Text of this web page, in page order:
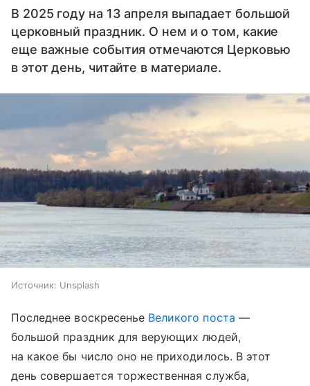
В 2025 году на 13 апреля выпадает большой
церковный праздник. О нем и о том, какие
еще важные события отмечаются Церковью
в этот день, читайте в материале.
Источник: Unsplash
Последнее воскресенье Великого поста —
большой праздник для верующих людей,
на какое бы число оно не приходилось. В этот
день совершается торжественная служба,